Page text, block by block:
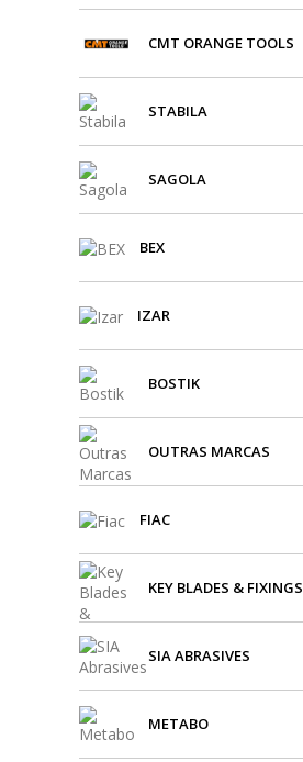
CMT ORANGE TOOLS
STABILA
SAGOLA
BEX
IZAR
BOSTIK
OUTRAS MARCAS
FIAC
KEY BLADES & FIXINGS
SIA ABRASIVES
METABO